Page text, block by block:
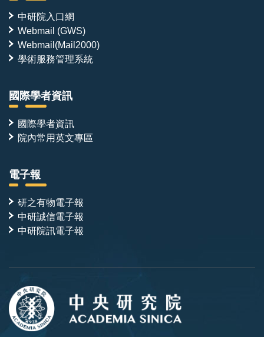
中研院入口網
Webmail (GWS)
Webmail(Mail2000)
學術服務管理系統
國際學者資訊
國際學者資訊
院內常用英文專區
電子報
研之有物電子報
中研誠信電子報
中研院訊電子報